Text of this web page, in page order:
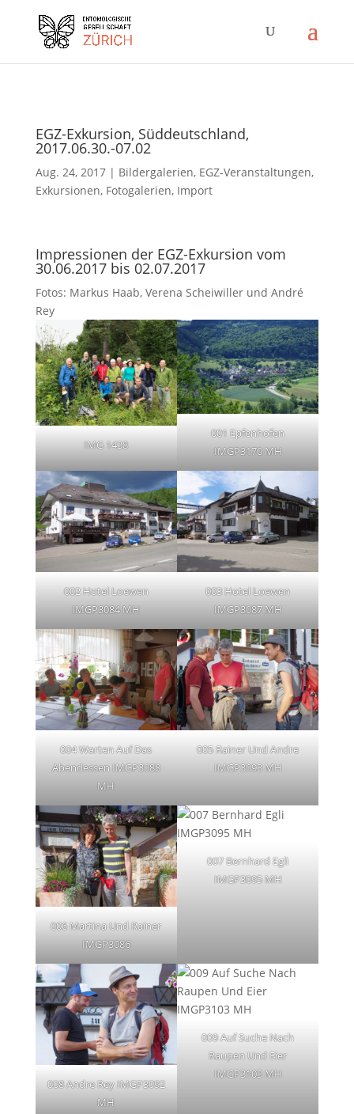
EGZ-Exkursion, Süddeutschland,
2017.06.30.-07.02
Aug. 24, 2017| Bildergalerien, EGZ-Veranstaltungen,
Exkursionen, Fotogalerien, Import
Impressionen der EGZ-Exkursion vom
30.06.2017 bis 02.07.2017
Fotos: Markus Haab, Verena Scheiwiller und André
Rey
IMG 1438
001 Epfenhofen
IMGP3170 MH
002 Hotel Loewen
IMGP3084 MH
003 Hotel Loewen
IMGP3087 MH
004 Warten Auf Das
Abendessen IMGP3088
MH
005 Rainer Und Andre
IMGP3093 MH
006 Martina Und Rainer
IMGP3086
007 Bernhard Egli
IMGP3095 MH
008 Andre Rey IMGP3092
MH
009 Auf Suche Nach
Raupen Und Eier
IMGP3103 MH